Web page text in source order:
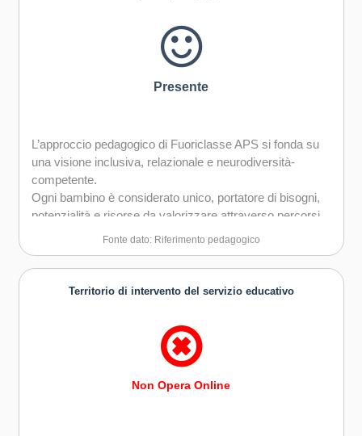
Curiosità nei confronti del mondo, apertura per
immaginare nuove possibilità
Presente
L’approccio pedagogico di Fuoriclasse APS si fonda su
una visione inclusiva, relazionale e neurodiversità-
competente.
Ogni bambino è considerato unico, portatore di bisogni,
potenzialità e risorse da valorizzare attraverso percorsi
personalizzati.
nasce dalla relazione educativa e si sviluppa all’interno di
contesti facilitanti, nei quali famiglia, scuola e territorio
valorizzazione delle differenze, attraverso una
metodologia che integra delicatezza e fermezza,
Ispirandosi a modelli pedagogici aggiornati sui più recenti
Fonte dato: Riferimento pedagogico
Territorio di intervento del servizio educativo
Non Opera Online